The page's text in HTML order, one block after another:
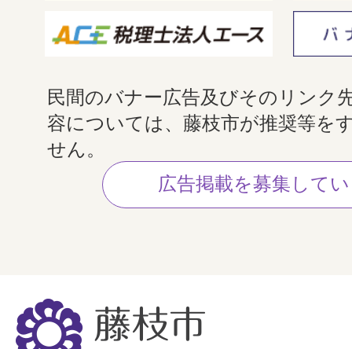
民間のバナー広告及びそのリンク
容については、藤枝市が推奨等を
せん。
広告掲載を募集して
藤
枝